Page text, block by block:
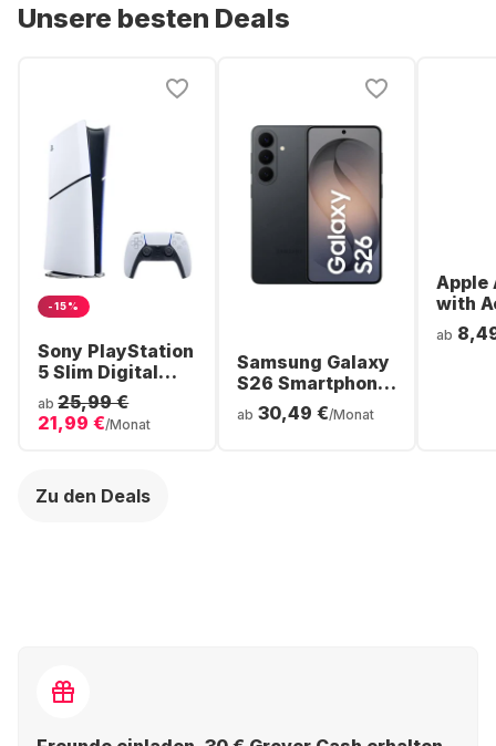
Unsere besten Deals
-15%
Sony PlayStation
5 Slim Digital
Console
ab 25,99 €
21,99 €/Monat
Samsung Galaxy
S26 Smartphone
- 256GB - Dual
SIM
ab 30,49 €/Monat
Apple
with
Noise
ab
Zu den Deals